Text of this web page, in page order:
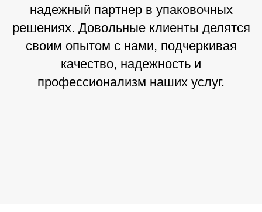
надежный партнер в упаковочных
решениях. Довольные клиенты делятся
своим опытом с нами, подчеркивая
качество, надежность и
профессионализм наших услуг.